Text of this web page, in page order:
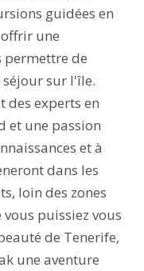
guidées en
une
permettre de
sur l'île.
des experts en
et une passion
et à
dans les
loin des zones
puissiez vous
de Tenerife,
une aventure